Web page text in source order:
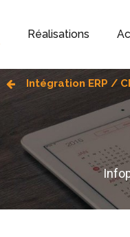
Réalisations
Intégration ERP /